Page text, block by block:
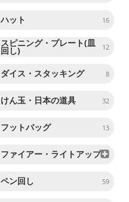
ハット 16
スピニング・プレート(皿
回し) 12
ダイス・スタッキング 8
けん玉・日本の道具 32
フットバッグ 13
ファイアー・ライトアップ
ペン回し 59